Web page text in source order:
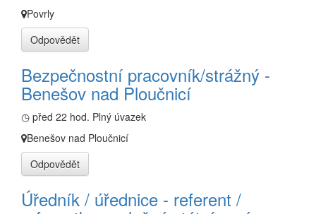
Povrly
Odpovědět
Bezpečnostní pracovník/strážný -
Benešov nad Ploučnicí
◷ před 22 hod. Plný úvazek
Benešov nad Ploučnicí
Odpovědět
Úředník / úřednice - referent /